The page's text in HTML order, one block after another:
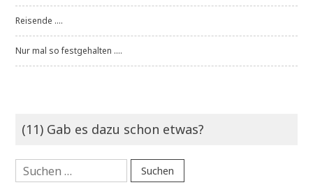
Reisende ....
Nur mal so festgehalten ....
(11) Gab es dazu schon etwas?
Suchen
nach: